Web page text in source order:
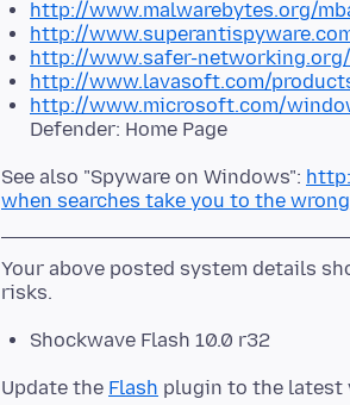
http://www.malwarebytes.org/
http://
http://www.safer-
http://www.lavasoft.com/
http://www.microsoft.com/
Defender: Home Page
See also "Spyware on Windows":
when searches take you to the
Your above posted system details
Shockwave Flash 10.0 r32
Update the Flash